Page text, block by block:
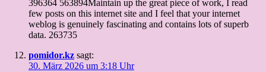
396364 563894Maintain up the great piece of work, I read
few posts on this internet site and I feel that your internet
weblog is genuinely fascinating and contains lots of superb
data. 263735
pomidor.kz sagt:
30. März 2026 um 3:18 Uhr